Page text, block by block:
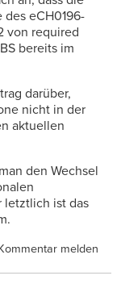
eCH0196-
von required
bereits im
darüber,
nicht in der
aktuellen
den Wechsel
letztlich ist das
melden